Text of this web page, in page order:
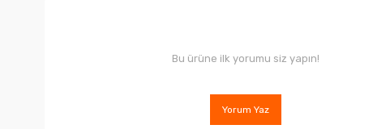
Bu ürüne ilk yorumu siz yapın!
Yorum Yaz